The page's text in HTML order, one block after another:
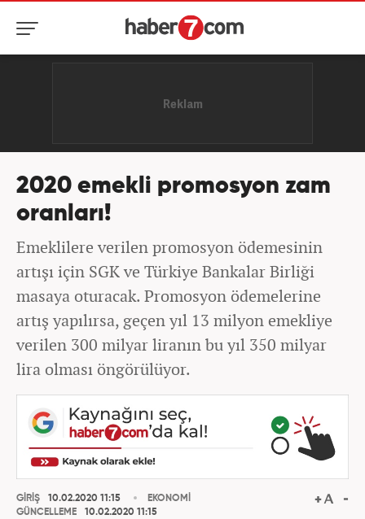
2020 emekli promosyon zam
oranları!
Emeklilere verilen promosyon ödemesinin
artışı için SGK ve Türkiye Bankalar Birliği
masaya oturacak. Promosyon ödemelerine
artış yapılırsa, geçen yıl 13 milyon emekliye
verilen 300 milyar liranın bu yıl 350 milyar
lira olması öngörülüyor.
GİRİŞ
10.02.2020 11:15
GÜNCELLEME
10.02.2020 11:15
EKONOMİ